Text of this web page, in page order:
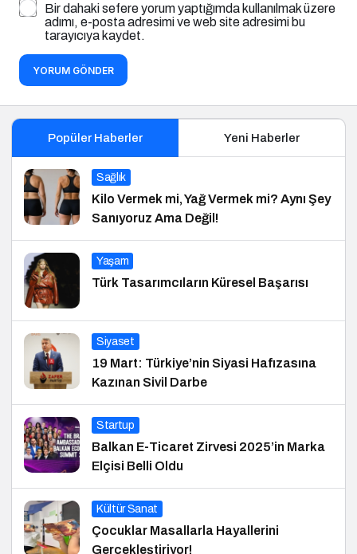
Bir dahaki sefere yorum yaptığımda kullanılmak üzere
adımı, e-posta adresimi ve web site adresimi bu
tarayıcıya kaydet.
YORUM GÖNDER
Popüler Haberler Yeni Haberler
Sağlık
Kilo Vermek mi, Yağ Vermek mi? Aynı Şey
Sanıyoruz Ama Değil!
Yaşam
Türk Tasarımcıların Küresel Başarısı
Siyaset
19 Mart: Türkiye’nin Siyasi Hafızasına
Kazınan Sivil Darbe
Startup
Balkan E-Ticaret Zirvesi 2025’in Marka
Elçisi Belli Oldu
Kültür Sanat
Çocuklar Masallarla Hayallerini
Gerçekleştiriyor!